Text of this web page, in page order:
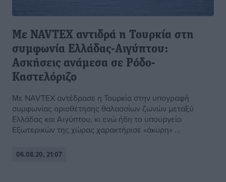
Με NAVTEX αντιδρά η Τουρκία στη
συμφωνία Ελλάδας-Αιγύπτου:
Ασκήσεις ανάμεσα σε Ρόδο-
Καστελόριζο
Με NAVTEX αντέδρασε η Τουρκία στην υπογραφή
συμφωνίας οριοθέτησης θαλασσίων ζωνών μεταξύ
Ελλάδας και Αιγύπτου, κι ενώ ήδη το υπουργείο
Εξωτερικών της χώρας χαρακτήρισε «άκυρη» ...
06.08.20, 21:07